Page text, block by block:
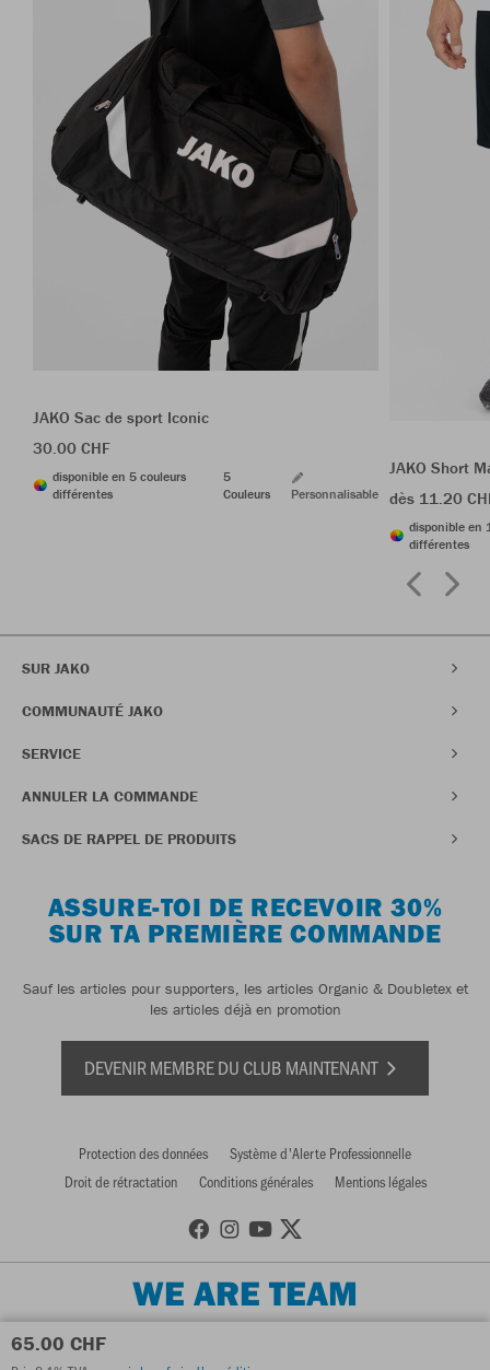
65.00 CHF
JAKO Sac de sport Iconic
30.00 CHF
disponible en 5 couleurs
différentes
5
Couleurs
Personnalisable
JAKO Short
dès 11.20
disponible en
différentes
SUR JAKO
COMMUNAUTÉ JAKO
SERVICE
ANNULER LA COMMANDE
SACS DE RAPPEL DE PRODUITS
ASSURE-TOI DE RECEVOIR 30%
SUR TA PREMIÈRE COMMANDE
Sauf les articles pour supporters, les articles Organic & Doubletex et
les articles déjà en promotion
DEVENIR MEMBRE DU CLUB MAINTENANT
Protection des données
Système d'Alerte Professionnelle
Droit de rétractation
Conditions générales Mentions légales
WE ARE TEAM